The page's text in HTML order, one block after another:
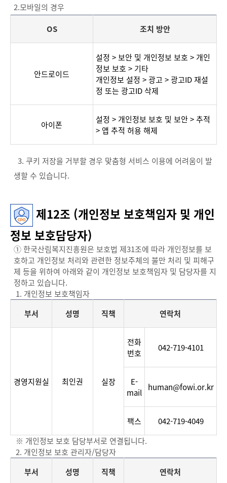
2.모바일의 경우
우
OS 조치 방안
안드로이드
설정 > 보안 및 개인정보 보호 > 개인
정보 보호 > 기타
개인정보 설정 > 광고 > 광고ID 재설
정 또는 광고ID 삭제
아이폰
설정 > 개인정보 보호 및 보안 > 추적
> 앱 추적 허용 해제
3. 쿠키 저장을 거부할 경우 맞춤형 서비스 이용에 어려움이 발
생할 수 있습니다.
제12조 (개인정보 보호책임자 및 개인
정보 보호담당자)
① 한국산림복지진흥원은 보호법 제31조에 따라 개인정보를 보
호하고 개인정보 처리와 관련한 정보주체의 불만 처리 및 피해구
제 등을 위하여 아래와 같이 개인정보 보호책임자 및 담당자를 지
정하고 있습니다.
1. 개인정보 보호책임자
당
자,
연
락
부서 성명 직책 연락처
경영지원실 최인권 실장
전화
번호
042-719-4101
E-
mail human@fowi.or.kr
팩스
042-719-4049
※ 개인정보 보호 담당부서로 연결됩니다.
2. 개인정보 보호 관리자/담당자
부서 성명 직책 연락처